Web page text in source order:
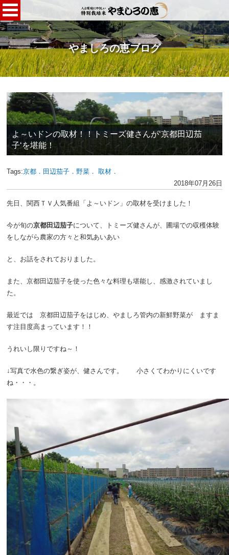
やましろの恵ブログ
よ～いドンの取材！！トミーズ健さんが‘京都田辺茄
子‘を堪能！
Tags:京都．田辺茄子．野菜．
取材．
2018年07月26日
先日、関西ＴＶ人気番組「よ～いドン」の取材を受けました！
今が旬の京都田辺茄子について、トミーズ健さんが、圃場での収穫体験
をしながら農家の方々と和気あいあい
と、お話をされておりました。
また、京都田辺茄子を使った色々な料理も堪能し、感激されていまし
た。
最近では 京都田辺茄子をはじめ、やましろ管内の新鮮野菜が ますま
す注目度高まっています！！
うれいし限りですね～！
↓写真で水色の繋ぎ姿が、健さんです。 小さくてわかりにくいです
ね・・・。